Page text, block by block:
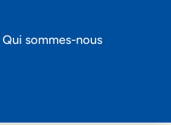
Qui sommes-nous